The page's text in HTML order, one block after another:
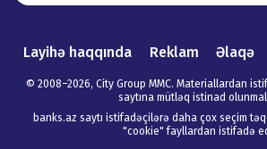
Layihə haqqında Reklam Əlaqə
© 2008–2026, City Group MMC. Materiallardan
saytına mütləq istinad
banks.az saytı istifadəçilərə daha çox seçim
"cookie" fayllardan istifadə